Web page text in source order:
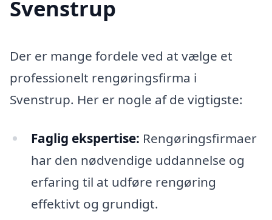
Svenstrup
Der er mange fordele ved at vælge et
professionelt rengøringsfirma i
Svenstrup. Her er nogle af de vigtigste:
Faglig ekspertise: Rengøringsfirmaer
har den nødvendige uddannelse og
erfaring til at udføre rengøring
effektivt og grundigt.